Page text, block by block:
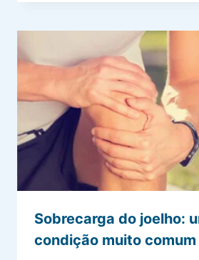
Sobrecarga do joelho:
condição muito